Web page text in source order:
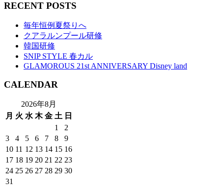
RECENT POSTS
毎年恒例夏祭りへ
クアラルンプール研修
韓国研修
SNIP STYLE 春カル
GLAMOROUS 21st ANNIVERSARY Disney land
CALENDAR
2026年8月
月 火 水 木 金 土 日
1
2
3
4 5 6 7 8
9
10 11 12 13 14 15 16
17 18 19 20 21 22 23
24 25 26 27 28 29 30
31